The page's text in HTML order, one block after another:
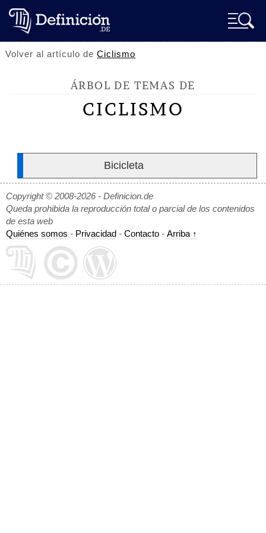
Volver al artículo deCiclismo
ÁRBOL DE TEMAS DE
CICLISMO
Bicicleta
Copyright © 2008-2026 - Definicion.de
Queda prohibida la reproducción total o parcial de los contenidos
de esta web
Quiénes somos - Privacidad - Contacto - Arriba ↑